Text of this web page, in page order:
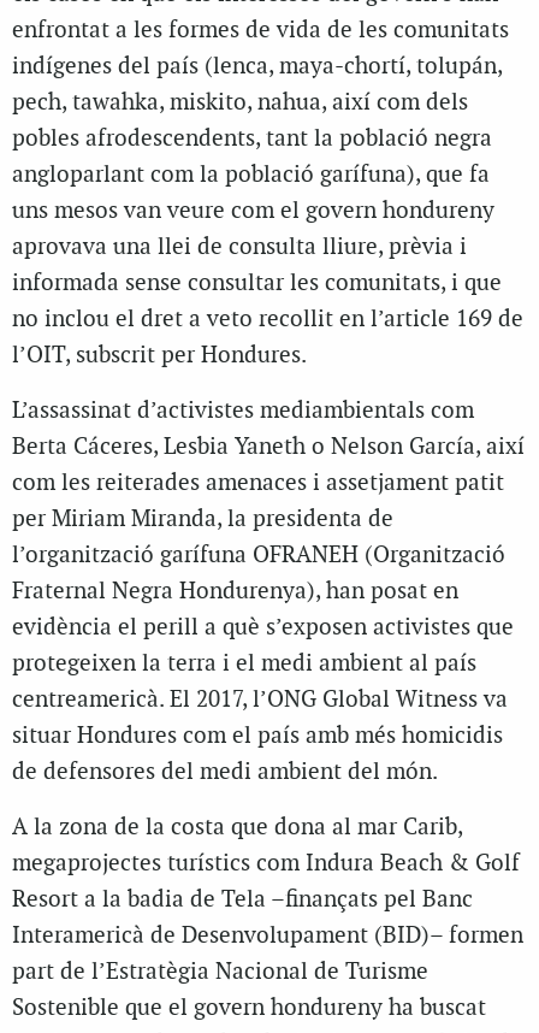
enfrontat a les formes de vida de les comunitats
indígenes del país (lenca, maya-chortí, tolupán,
pech, tawahka, miskito, nahua, així com dels
pobles afrodescendents, tant la població negra
angloparlant com la població garífuna), que fa
uns mesos van veure com el govern hondureny
aprovava una llei de consulta lliure, prèvia i
informada sense consultar les comunitats, i que
no inclou el dret a veto recollit en l’article 169 de
l’OIT, subscrit per Hondures.
L’assassinat d’activistes mediambientals com
Berta Cáceres, Lesbia Yaneth o Nelson García, així
com les reiterades amenaces i assetjament patit
per Miriam Miranda, la presidenta de
l’organització garífuna OFRANEH (Organització
Fraternal Negra Hondurenya), han posat en
evidència el perill a què s’exposen activistes que
protegeixen la terra i el medi ambient al país
centreamericà. El 2017, l’ONG Global Witness va
situar Hondures com el país amb més homicidis
de defensores del medi ambient del món.
A la zona de la costa que dona al mar Carib,
megaprojectes turístics com Indura Beach & Golf
Resort a la badia de Tela –finançats pel Banc
Interamericà de Desenvolupament (BID)– formen
part de l’Estratègia Nacional de Turisme
Sostenible que el govern hondureny ha buscat